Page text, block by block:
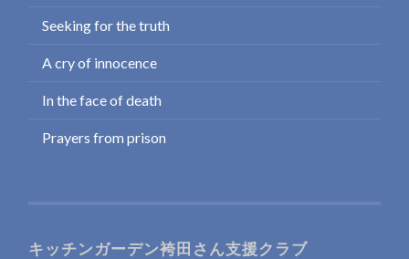
Seeking for the truth
A cry of innocence
In the face of death
Prayers from prison
キッチンガーデン袴田さん支援クラブ